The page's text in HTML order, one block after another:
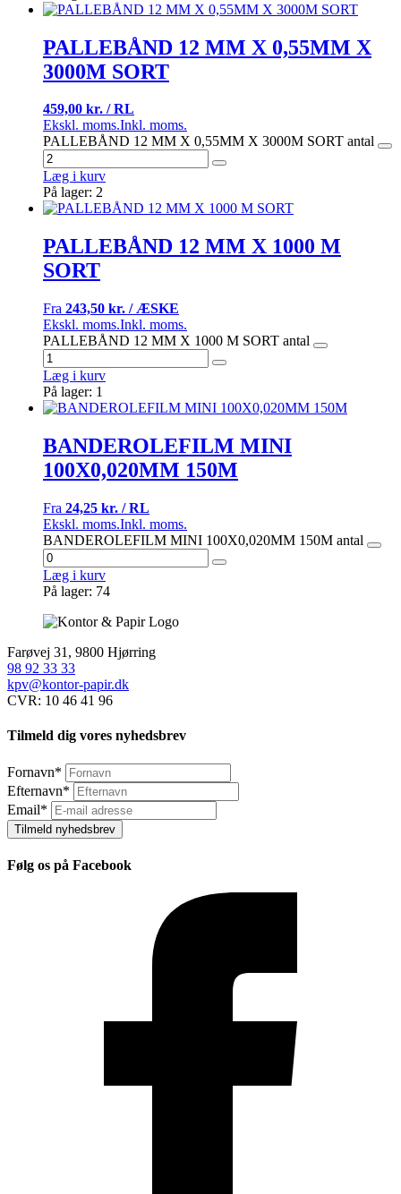
PALLEBÅND 12 MM X 0,55MM X
3000M SORT
459,00 kr. / RL
Ekskl. moms.Inkl. moms.
PALLEBÅND 12 MM X 0,55MM X 3000M SORT antal
Læg i kurv
På lager: 2
PALLEBÅND 12 MM X 1000 M
SORT
Fra 243,50 kr. / ÆSKE
Ekskl. moms.Inkl. moms.
PALLEBÅND 12 MM X 1000 M SORT antal
Læg i kurv
På lager: 1
BANDEROLEFILM MINI
100X0,020MM 150M
Fra 24,25 kr. / RL
Ekskl. moms.Inkl. moms.
BANDEROLEFILM MINI 100X0,020MM 150M antal
Læg i kurv
På lager: 74
Farøvej 31, 9800 Hjørring
98 92 33 33
kpv@kontor-papir.dk
CVR: 10 46 41 96
Tilmeld dig vores nyhedsbrev
Fornavn*
Efternavn*
Email*
Tilmeld nyhedsbrev
Følg os på Facebook